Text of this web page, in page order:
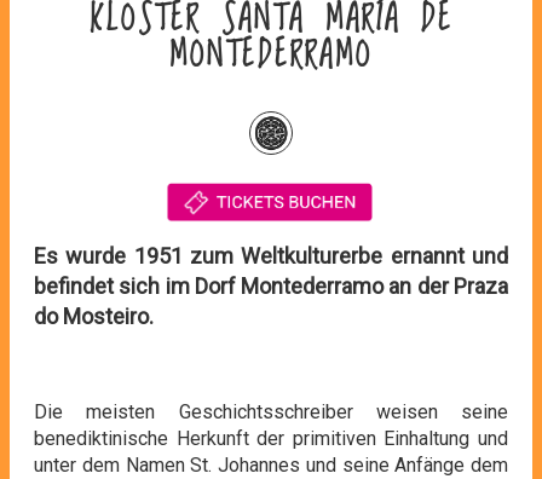
KLOSTER SANTA MARÍA DE
MONTEDERRAMO
Es wurde 1951 zum Weltkulturerbe ernannt und
befindet sich im Dorf Montederramo an der Praza
do Mosteiro.
Die meisten Geschichtsschreiber weisen seine
benediktinische Herkunft der primitiven Einhaltung und
unter dem Namen St. Johannes und seine Anfänge dem